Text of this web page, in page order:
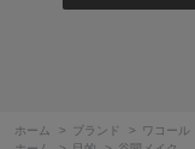
ホーム > ブランド >
ワコール